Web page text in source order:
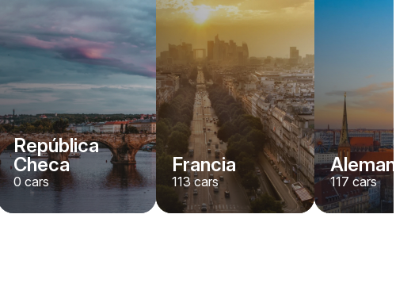
República
Checa
0 cars
Francia
113cars
Alemania
117 cars